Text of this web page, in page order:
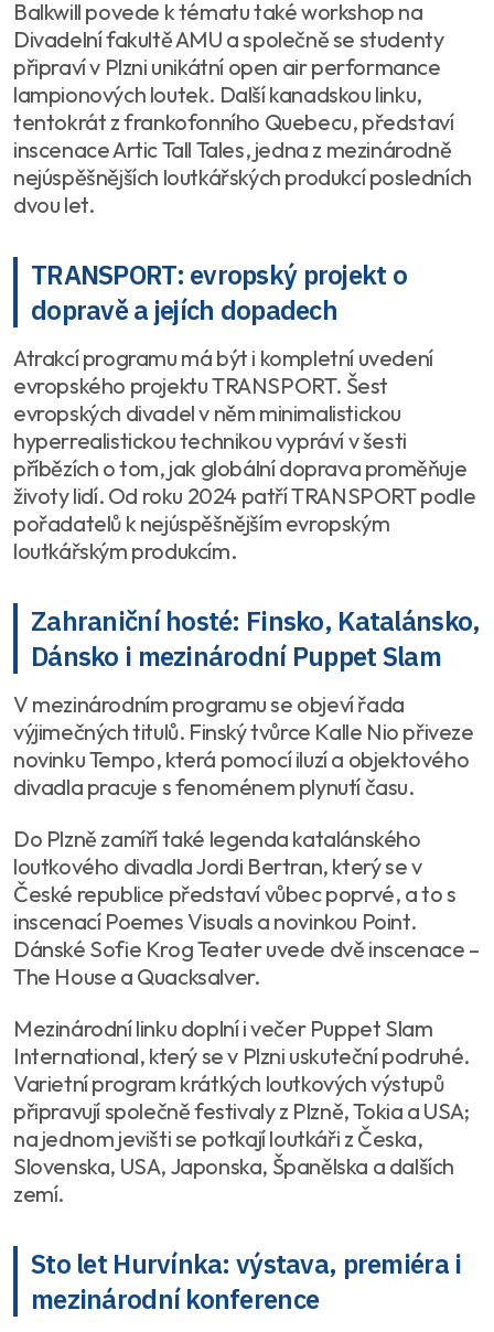
Balkwill povede k tématu také workshop na
Divadelní fakultě AMU a společně se studenty
připraví v Plzni unikátní open air performance
lampionových loutek. Další kanadskou linku,
tentokrát z frankofonního Quebecu, představí
inscenace Artic Tall Tales, jedna z mezinárodně
nejúspěšnějších loutkářských produkcí posledních
dvou let.
TRANSPORT: evropský projekt o
dopravě a jejích dopadech
Atrakcí programu má být i kompletní uvedení
evropského projektu TRANSPORT. Šest
evropských divadel v něm minimalistickou
hyperrealistickou technikou vypráví v šesti
příbězích o tom, jak globální doprava proměňuje
životy lidí. Od roku 2024 patří TRANSPORT podle
pořadatelů k nejúspěšnějším evropským
loutkářským produkcím.
Zahraniční hosté: Finsko, Katalánsko,
Dánsko i mezinárodní Puppet Slam
V mezinárodním programu se objeví řada
výjimečných titulů. Finský tvůrce Kalle Nio přiveze
novinku Tempo, která pomocí iluzí a objektového
divadla pracuje s fenoménem plynutí času.
Do Plzně zamíří také legenda katalánského
loutkového divadla Jordi Bertran, který se v
České republice představí vůbec poprvé, a to s
inscenací Poemes Visuals a novinkou Point.
Dánské Sofie Krog Teater uvede dvě inscenace –
The House a Quacksalver.
Mezinárodní linku doplní i večer Puppet Slam
International, který se v Plzni uskuteční podruhé.
Varietní program krátkých loutkových výstupů
připravují společně festivaly z Plzně, Tokia a USA;
na jednom jevišti se potkají loutkáři z Česka,
Slovenska, USA, Japonska, Španělska a dalších
zemí.
Sto let Hurvínka: výstava, premiéra i
mezinárodní konference